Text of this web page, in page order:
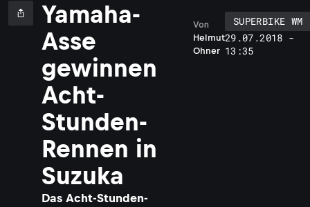
Yamaha-
Asse
gewinnen
Acht-
Stunden-
Rennen in
Suzuka
Das Acht-Stunden-
Helmut
Ohner
Von
SUPERBIKE WM
29.07.2018 -
13:35